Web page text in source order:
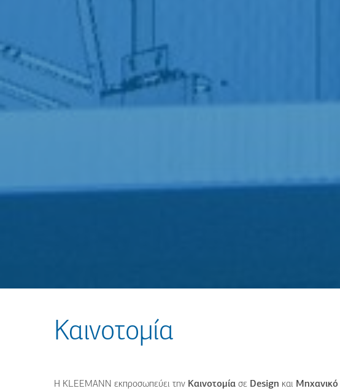
Καινοτομία
Η KLEEMANN εκπροσωπεύει την Καινοτομία σε Design και Μηχανικό